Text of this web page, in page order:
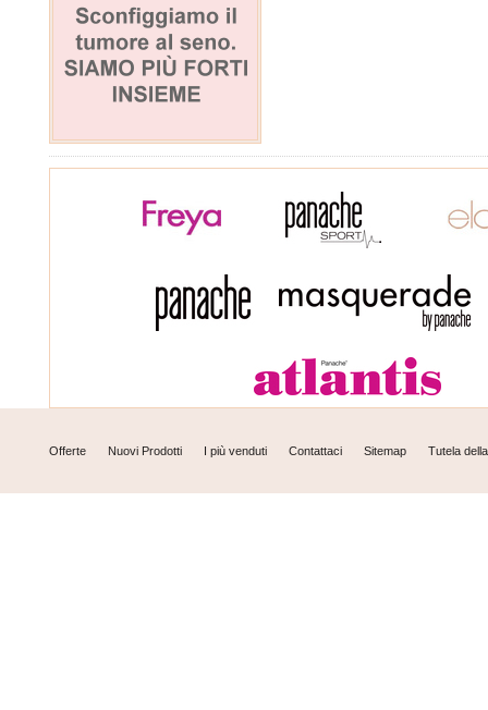
Offerte Nuovi Prodotti I più venduti Contattaci Sitemap Tutela